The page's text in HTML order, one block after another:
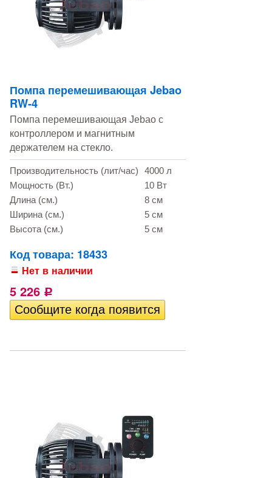
Помпа перемешивающая Jebao
RW-4
Помпа перемешивающая Jebao с
контроллером и магнитным
держателем на стекло.
Производительность (лит/час)
4000 л
Мощность (Вт.)
10 Вт
Длина (см.)
8 см
Ширина (см.)
5 см
Высота (см.)
5 см
Код товара: 18433
Нет в наличии
5 226 Р